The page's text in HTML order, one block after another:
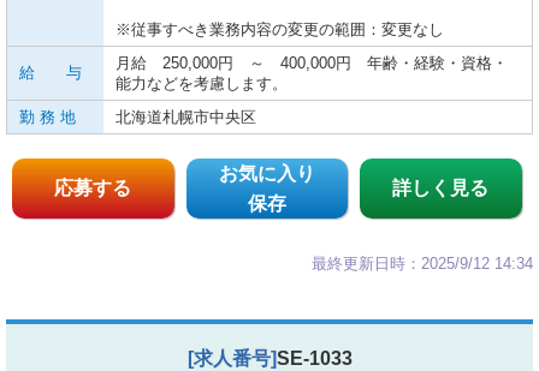
※従事すべき業務内容の変更の範囲：変更なし
給 与
月給 250,000円 ～ 400,000円 年齢・経験・資格・
能力などを考慮します。
勤 務 地
北海道札幌市中央区
応募する
お気に入り
保存
詳しく見る
最終更新日時：2025/9/12 14:34
[求人番号]SE-1033